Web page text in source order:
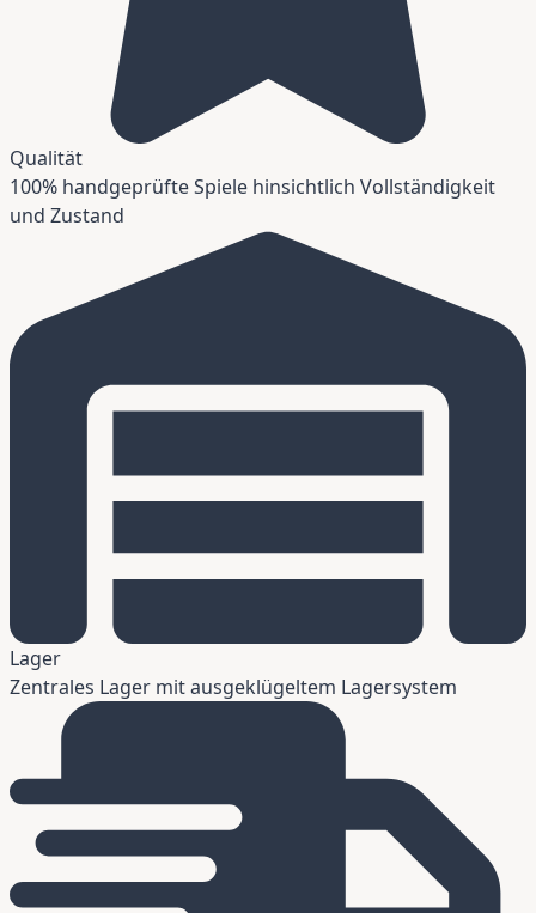
Qualität
100% handgeprüfte Spiele hinsichtlich Vollständigkeit
und Zustand
Lager
Zentrales Lager mit ausgeklügeltem Lagersystem